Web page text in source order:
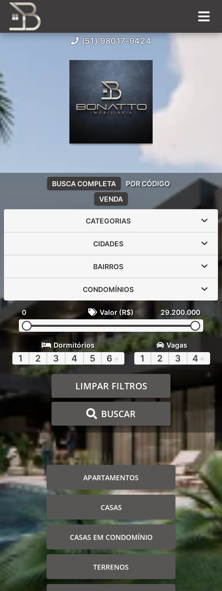
(51) 98017-9424
VENDA
BUSCA COMPLETA POR CÓDIGO
CATEGORIAS
CIDADES
BAIRROS
CONDOMÍNIOS
0 Valor (R$) 29.200.000
Dormitórios
1 2 3 4 5 6 +
Vagas
1 2 3 4 +
LIMPAR FILTROS
BUSCAR
APARTAMENTOS
CASAS
CASAS EM CONDOMÍNIO
TERRENOS